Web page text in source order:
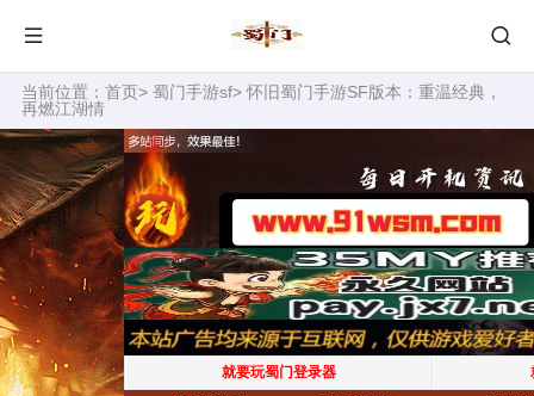
当前位置： 首页> 蜀门手游sf> 怀旧蜀门手游SF版本：重温经典，
再燃江湖情